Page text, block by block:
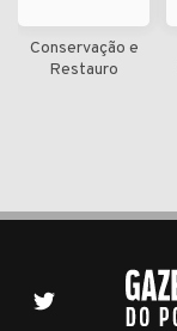
Conservação e
Restauro